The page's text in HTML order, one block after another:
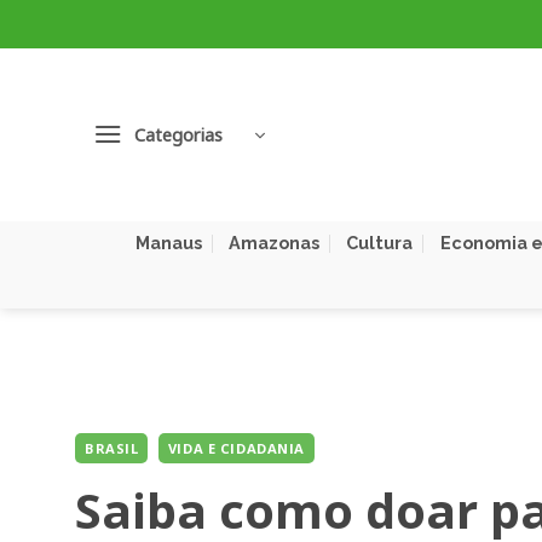
to
Categorias
Manaus Amazonas Cultura Economia
BRASIL VIDA E CIDADANIA
Saiba como doar